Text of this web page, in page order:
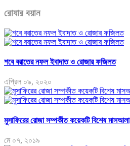
রোযার বয়ান
শবে বরাতের নফল ইবাদাত ও রোজার ফজিলত
এপ্রিল ০৯, ২০২০
মুসাফিরের রোজা সম্পর্কীত কয়েকটি বিশেষ মাসআলা
মে ০৭, ২০১৯